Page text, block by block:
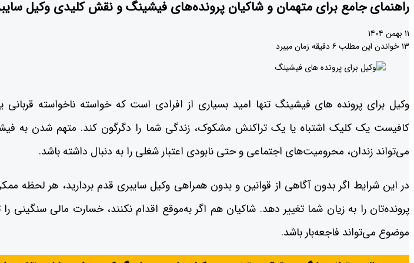
راهنمای جامع برای متهمان و شاکیان پرونده‌های فیشینگ و نقش کلیدی وکیل
۱۱ بهمن ۱۴۰۴
۱۳خواندن این مطلب ۶ دقیقه زمان میبرد
وکیل برای پرونده های فیشینگ تنها امید بسیاری از افرادی است که خواسته ناخواسته قربانی
کافیست یک کلیک اشتباه یا یک تراکنش مشکوک، زندگی شما را دگرگون کند. متهم شدن به
می‌تواند زندان، محرومیت‌های اجتماعی و حتی نابودی اعتبار شغلی را به دنبال داشته باشد.
در این شرایط اگر بدون آگاهی از قوانین و بدون همراهی وکیل سایبری قدم بردارید، هر
پرونده‌تان را به زیان شما تغییر دهد. شاکیان هم اگر به‌موقع اقدام نکنند، خسارت مالی سنگینی
موضوع می‌تواند فاجعه‌بار باشد.